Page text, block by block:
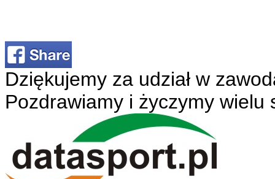
Dziękujemy za udział w
Pozdrawiamy i życzymy wielu